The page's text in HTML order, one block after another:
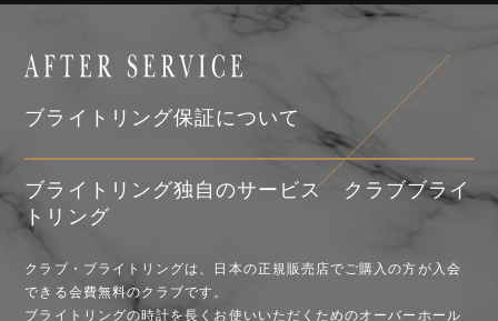
ブライトリング保証について
ブライトリング独自のサービス クラブブライ
トリング
クラブ・ブライトリングは、日本の正規販売店でご購入の方が入会
できる会費無料のクラブです。
ブライトリングの時計を長くお使いいただくためのオーバーホール